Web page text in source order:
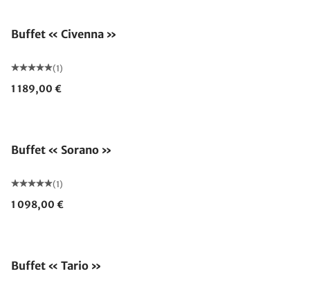
Buffet « Civenna »
(1)
1 189,00 €
Buffet « Sorano »
(1)
1 098,00 €
Buffet « Tario »